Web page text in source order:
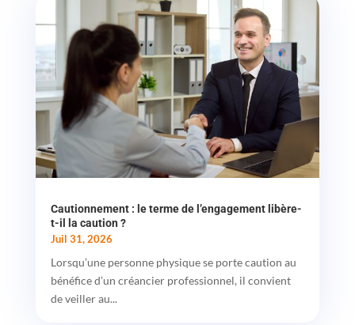
Cautionnement : le terme de l’engagement libère-
t-il la caution ?
Juil 31, 2026
Lorsqu’une personne physique se porte caution au
bénéfice d’un créancier professionnel, il convient
de veiller au...